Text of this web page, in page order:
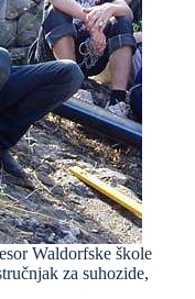
Waldorfske škole
za suhozide,